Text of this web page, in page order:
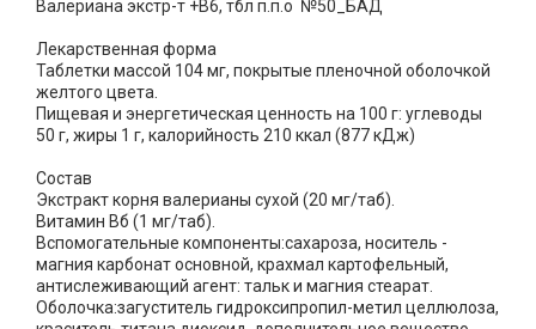
Валериана экстр-т +В6, тбл п.п.о №50_БАД
Лекарственная форма
Таблетки массой 104 мг, покрытые пленочной оболочкой
желтого цвета.
Пищевая и энергетическая ценность на 100 г: углеводы
50 г, жиры 1 г, калорийность 210 ккал (877 кДж)
Состав
Экстракт корня валерианы сухой (20 мг/таб).
Витамин Вб (1 мг/таб).
Вспомогательные компоненты:сахароза, носитель -
магния карбонат основной, крахмал картофельный,
антислеживающий агент: тальк и магния стеарат.
Оболочка:загуститель гидроксипропил-метил целлюлоза,